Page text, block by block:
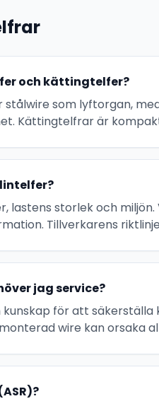
och kättingtelfer?
som lyftorgan,
Kättingtelfrar är
storlek och miljön.
Tillverkarens
jag service?
för att säkerställa
wire kan orsaka